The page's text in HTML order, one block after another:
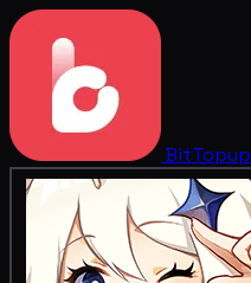
BitTopup